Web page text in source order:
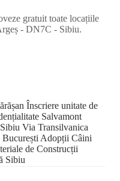
gratuit toate locațiile
- DN7C - Sibiu.
Înscriere unitate de
Salvamont
Via Transilvanica
Adopții Câini
de Construcții
Sibiu